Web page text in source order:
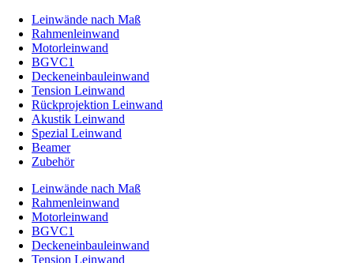
Leinwände nach Maß
Rahmenleinwand
Motorleinwand
BGVC1
Deckeneinbauleinwand
Tension Leinwand
Rückprojektion Leinwand
Akustik Leinwand
Spezial Leinwand
Beamer
Zubehör
Leinwände nach Maß
Rahmenleinwand
Motorleinwand
BGVC1
Deckeneinbauleinwand
Tension Leinwand